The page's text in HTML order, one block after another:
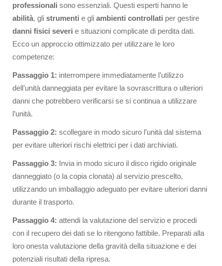
professionali sono essenziali. Questi esperti hanno le
abilità, gli strumenti e gli ambienti controllati per gestire
danni fisici severi e situazioni complicate di perdita dati.
Ecco un approccio ottimizzato per utilizzare le loro
competenze:
Passaggio 1: interrompere immediatamente l’utilizzo
dell’unità danneggiata per evitare la sovrascrittura o ulteriori
danni che potrebbero verificarsi se si continua a utilizzare
l’unità.
Passaggio 2: scollegare in modo sicuro l’unità dal sistema
per evitare ulteriori rischi elettrici per i dati archiviati.
Passaggio 3: Invia in modo sicuro il disco rigido originale
danneggiato (o la copia clonata) al servizio prescelto,
utilizzando un imballaggio adeguato per evitare ulteriori danni
durante il trasporto.
Passaggio 4: attendi la valutazione del servizio e procedi
con il recupero dei dati se lo ritengono fattibile. Preparati alla
loro onesta valutazione della gravità della situazione e dei
potenziali risultati della ripresa.